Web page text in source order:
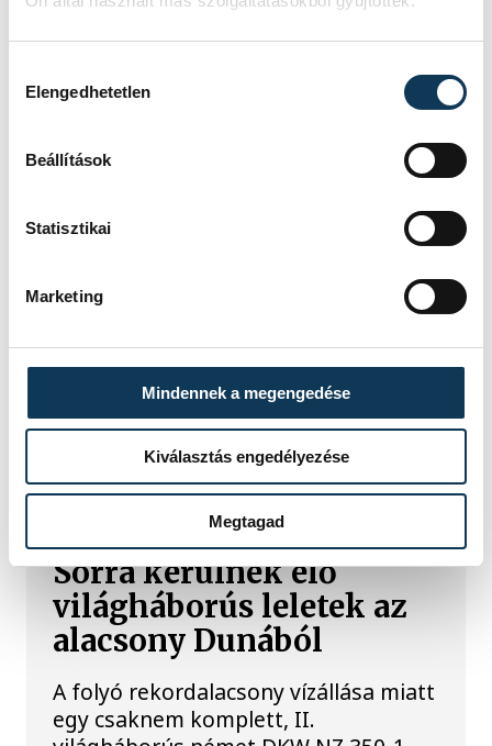
Elengedhetetlen
Beállítások
Statisztikai
Marketing
Mindennek a megengedése
Kiválasztás engedélyezése
Megtagad
TOVÁBBI CIKKEK
KÖZÉLET
Sorra kerülnek elő
világháborús leletek az
alacsony Dunából
A folyó rekordalacsony vízállása miatt
egy csaknem komplett, II.